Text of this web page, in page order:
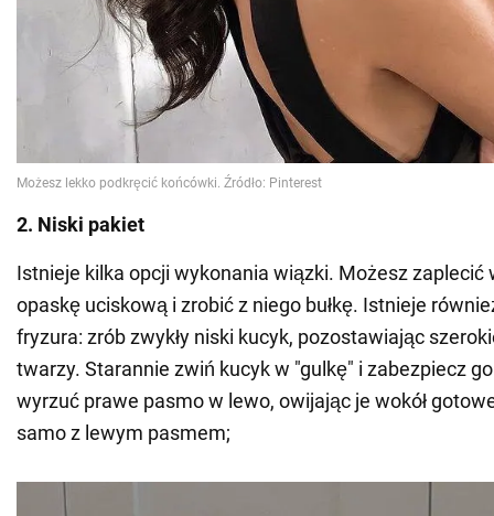
2. Niski pakiet
Istnieje kilka opcji wykonania wiązki. Możesz zaplecić
opaskę uciskową i zrobić z niego bułkę. Istnieje
fryzura: zrób zwykły niski kucyk, pozostawiając
twarzy. Starannie zwiń kucyk w "gulkę" i zabezpiecz
wyrzuć prawe pasmo w lewo, owijając je wokół
samo z lewym pasmem;